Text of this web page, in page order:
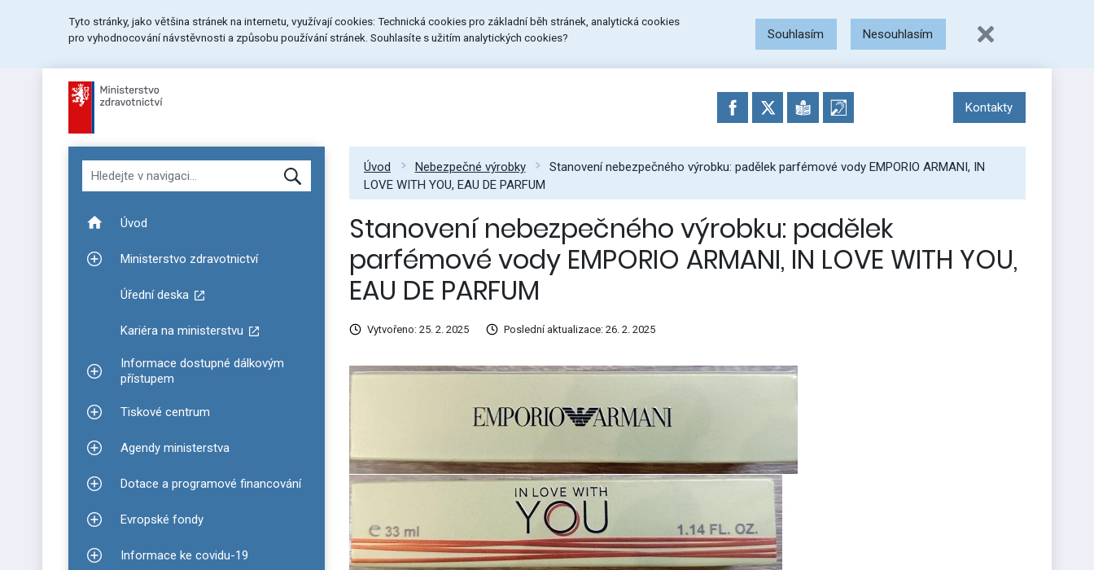
Tyto stránky, jako většina stránek na internetu, využívají cookies: Technická cookies pro základní běh stránek, analytická cookies
pro vyhodnocování návstěvnosti a způsobu používání stránek. Souhlasíte s užitím analytických cookies?
Souhlasím Nesouhlasím
Kontakty
Hledat v navigaci
Úvod
Zobrazit podmenu pro Ministerstvo zdravotnictví
Ministerstvo zdravotnictví
Úřední deska
Kariéra na ministerstvu
Zobrazit podmenu pro Informace dostupné dálkovým přístupem
Informace dostupné dálkovým
přístupem
Zobrazit podmenu pro Tiskové centrum
Tiskové centrum
Zobrazit podmenu pro Agendy ministerstva
Agendy ministerstva
Zobrazit podmenu pro Dotace a programové financování
Dotace a programové financování
Zobrazit podmenu pro Evropské fondy
Evropské fondy
Zobrazit podmenu pro Informace ke covidu-19
Informace ke covidu-19
Úvod Nebezpečné výrobky
Stanovení nebezpečného výrobku: padělek parfémové vody EMPORIO ARMANI, IN
LOVE WITH YOU, EAU DE PARFUM
Stanovení nebezpečného výrobku: padělek
parfémové vody EMPORIO ARMANI, IN LOVE WITH YOU,
EAU DE PARFUM
Vytvořeno: 25. 2. 2025 Poslední aktualizace: 26. 2. 2025